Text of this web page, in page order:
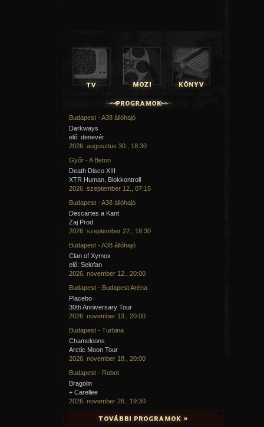
Budapest - A38 állóhajó
Darkways
elő: denevér
2026. augusztus 30., 18:30
Győr - A Beton
Death Disco XIII
XTR Human, Blokkontroll
2026. szeptember 12., 07:15
Budapest - A38 állóhajó
Descartes a Kant
Zaj Prod.
2026. szeptember 22., 18:30
Budapest - A38 állóhajó
Clan of Xymox
elő: Selofan
2026. november 12., 20:00
Budapest - Budapest Aréna
Placebo
30th Anniversary Tour
2026. november 13., 20:00
Budapest - Turbina
Chameleons
Arctic Moon Tour
2026. november 18., 20:00
Budapest - Robot
Bragolin
+ Carellee
2026. november 26., 19:30